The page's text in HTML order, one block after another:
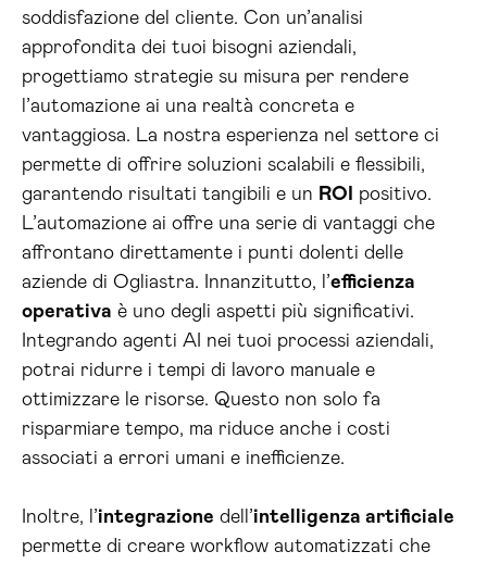
soddisfazione del cliente. Con un’analisi
approfondita dei tuoi bisogni aziendali,
progettiamo strategie su misura per rendere
l’automazione ai una realtà concreta e
vantaggiosa. La nostra esperienza nel settore ci
permette di offrire soluzioni scalabili e flessibili,
garantendo risultati tangibili e un ROI
positivo.
L’automazione ai offre una serie di vantaggi che
affrontano direttamente i punti dolenti delle
aziende di Ogliastra. Innanzitutto, l’efficienza
operativa è uno degli aspetti più significativi.
Integrando agenti AI nei tuoi processi aziendali,
potrai ridurre i tempi di lavoro manuale e
ottimizzare le risorse. Questo non solo fa
risparmiare tempo, ma riduce anche i costi
associati a errori umani e inefficienze.
Inoltre, l’integrazione dell’intelligenza artificiale
permette di creare workflow automatizzati che